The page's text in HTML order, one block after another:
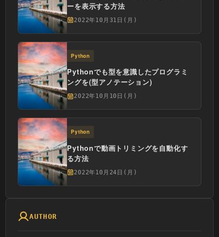
ーを表示する方法
2022年10月31日(月)
Python
Pythonでも型を意識したプログラミ
ングを(型アノテーション)
2022年10月10日(月)
Python
Pythonで動画トリミングを自動化す
る方法
2022年10月24日(月)
AUTHOR